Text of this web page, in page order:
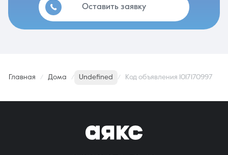
Оставить заявку
Главная Дома Undefined Код объявления 1017170997